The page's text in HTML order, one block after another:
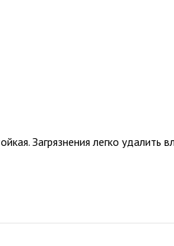
Загрязнения легко удалить